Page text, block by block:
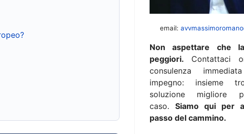
email:
Non aspettare che
peggiori. Contattaci
consulenza
impegno: insieme
soluzione
caso. Siamo qui per
passo del cammino.